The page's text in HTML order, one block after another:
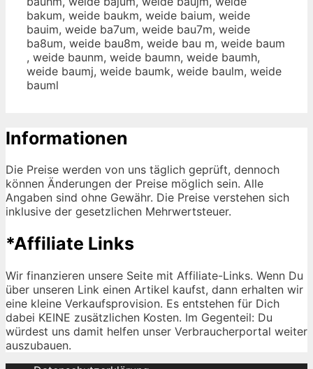
bakum, weide baukm, weide baium, weide
bauim, weide ba7um, weide bau7m, weide
ba8um, weide bau8m, weide bau m, weide baum
, weide baunm, weide baumn, weide baumh,
weide baumj, weide baumk, weide baulm, weide
bauml
Informationen
Die Preise werden von uns täglich geprüft, dennoch
können Änderungen der Preise möglich sein. Alle
Angaben sind ohne Gewähr. Die Preise verstehen sich
inklusive der gesetzlichen Mehrwertsteuer.
*Affiliate Links
Wir finanzieren unsere Seite mit Affiliate-Links. Wenn Du
über unseren Link einen Artikel kaufst, dann erhalten wir
eine kleine Verkaufsprovision. Es entstehen für Dich
dabei KEINE zusätzlichen Kosten. Im Gegenteil: Du
würdest uns damit helfen unser Verbraucherportal weiter
auszubauen.